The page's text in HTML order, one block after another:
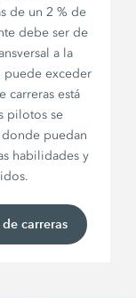
de un 2 % de
debe ser de
a la
puede exceder
carreras está
pilotos se
puedan
habilidades y
carreras